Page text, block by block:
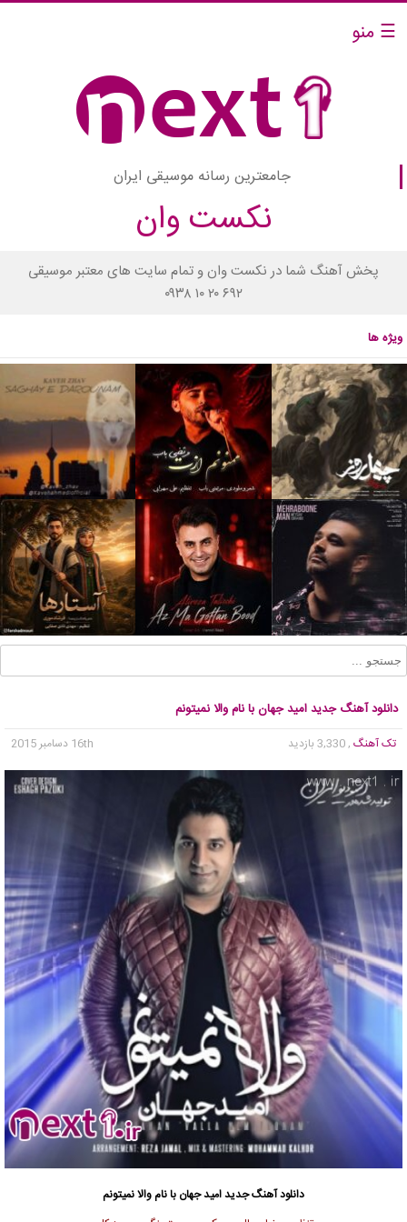
☰ منو
جامعترین رسانه موسیقی ایران
نکست وان
پخش آهنگ شما در نکست وان و تمام سایت های معتبر موسیقی
۰۹۳۸ ۱۰ ۲۰ ۶۹۲
ویژه ها
دانلود آهنگ جدید امید جهان با نام والا نمیتونم
تک آهنگ , 3,330 بازدید 16th دسامبر 2015
دانلود آهنگ جدیدامید جهان با نام والا نمیتونم